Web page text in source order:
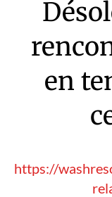
en
https://